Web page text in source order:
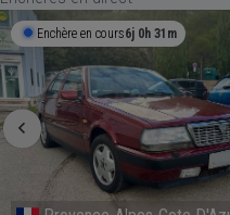
Débute le Demain 09:00